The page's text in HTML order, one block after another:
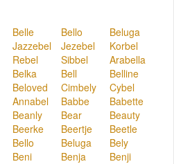
Belle Bello
Beluga
Jazzebel Jezebel
Korbel
Rebel Sibbel
Arabella
Belka Bell
Belline
Beloved Cimbely
Cybel
Annabel Babbe
Babette
Beanly Bear
Beauty
Beerke Beertje
Beetle
Bello Beluga
Bely
Beni Benja Benji